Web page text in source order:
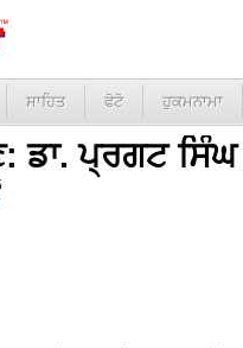
ਸਾਹਿਤ ਫੋਟੋ ਹੁਕਮਨਾਮਾ
ਡਾ. ਪ੍ਰਗਟ